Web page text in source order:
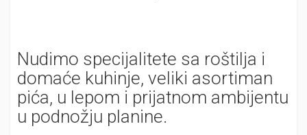
Nudimo specijalitete sa roštilja i
domaće kuhinje, veliki asortiman
pića, u lepom i prijatnom ambijentu
u podnožju planine.